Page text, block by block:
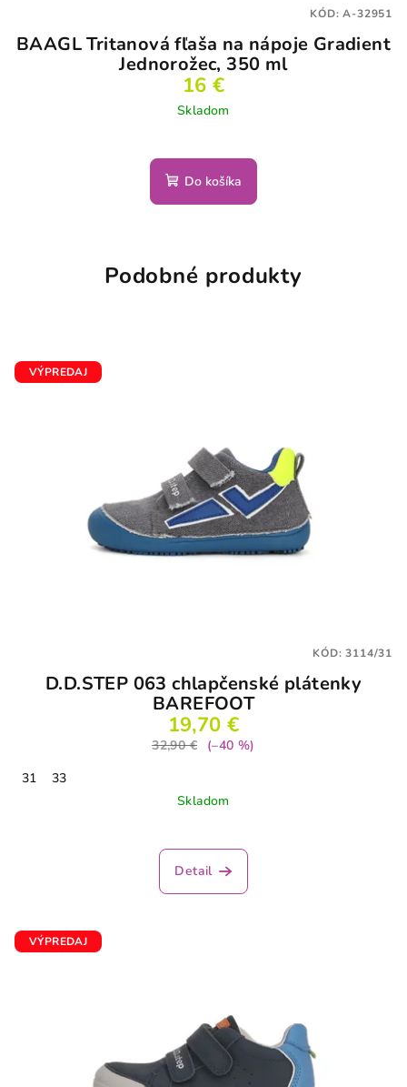
BAAGL Tritanová fľaša na nápoje Gradient
Jednorožec, 350 ml
16 €
Skladom
Do košíka
KÓD:A-32951
Podobné produkty
VÝPREDAJ
D.D.STEP 063 chlapčenské plátenky
BAREFOOT
19,70 €
32,90 €
(–40 %)
31
33
Skladom
Detail
KÓD:3114/31
VÝPREDAJ